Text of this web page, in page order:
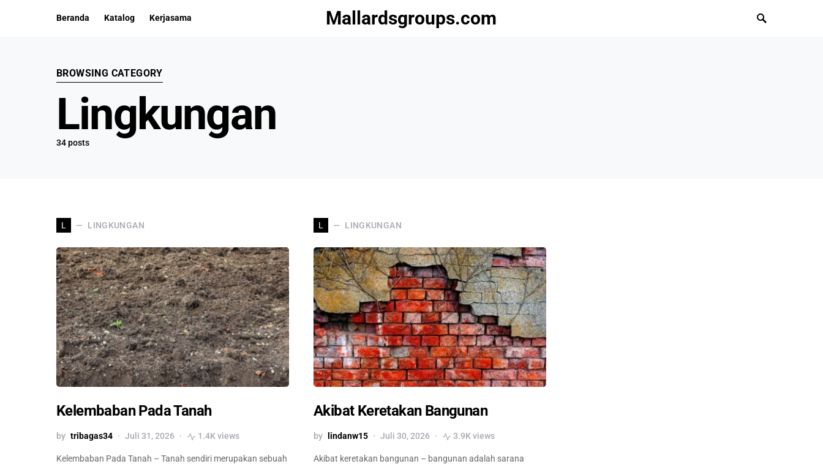
Beranda Katalog Kerjasama Mallardsgroups.com
BROWSING CATEGORY
Lingkungan
34 posts
L LINGKUNGAN
Kelembaban Pada Tanah
by tribagas34 Juli 31, 2026 1.4K views
Kelembaban Pada Tanah – Tanah sendiri merupakan sebuah
L LINGKUNGAN
Akibat Keretakan Bangunan
by lindanw15 Juli 30, 2026 3.9K views
Akibat keretakan bangunan – bangunan adalah sarana